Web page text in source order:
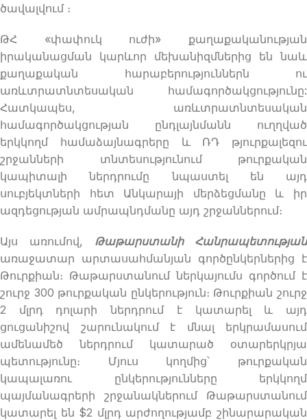
ծավալվում ։
ԹՀ «փափուկ ուժի» քաղաքականության
իրականացման կարևոր մեխանիզմներից են նաև
քաղաքական հարաբերություններն ու
առևտրատնտեսական համագործակցությունը:
Հատկապես, առևտրատնտեսական
համագործակցության ընդլայնմանն ուղղված
երկկողմ համաձայնագրերը և ՌԴ թյուրքալեզու
շրջանների տնտեսությունում թուրքական
կապիտալի ներդրումը նպաստել են այդ
սուբյեկտների հետ Անկարայի մերձեցմանը և իր
ազդեցության ամրապնդմանը այդ շրջաններում։
Այս առումով, Թաթարստանի Հանրապետության
առաջատար արտասահմանյան գործընկերներից է
Թուրքիան։ Թաթարստանում ներկայումս գործում է
շուրջ 300 թուրքական ընկերություն։ Թուրքիան շուրջ
2 մլրդ դոլարի ներդրում է կատարել և այդ
ցուցանիշով շարունակում է մնալ երկրամասում
ամենամեծ ներդրում կատարած օտարերկրյա
պետությունը։ Մյուս կողմից՝ թուրքական
կապալառու ընկերությունները երկկողմ
պայմանագրերի շրջանակներում Թաթարստանում
կատարել են $2 մլրդ արժողությամբ շինարարական